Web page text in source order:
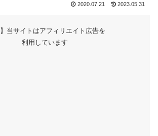
2020.07.21 2023.05.31
】当サイトはアフィリエイト広告を
利用しています